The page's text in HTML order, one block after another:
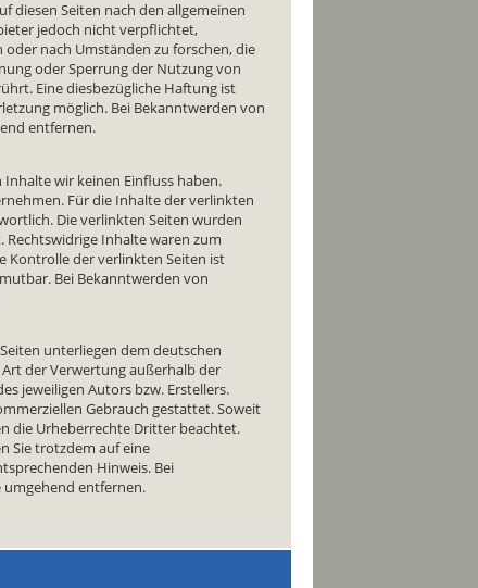
diesen Seiten nach den allgemeinen
jedoch nicht verpflichtet,
nach Umständen zu forschen, die
oder Sperrung der Nutzung von
Eine diesbezügliche Haftung ist
möglich. Bei Bekanntwerden von
entfernen.
wir keinen Einfluss haben.
Für die Inhalte der verlinkten
Die verlinkten Seiten wurden
Inhalte waren zum
Kontrolle der verlinkten Seiten ist
Bei Bekanntwerden von
unterliegen dem deutschen
der Verwertung außerhalb der
jeweiligen Autors bzw. Erstellers.
Gebrauch gestattet. Soweit
die Urheberrechte Dritter beachtet.
Sie trotzdem auf eine
Hinweis. Bei
umgehend entfernen.